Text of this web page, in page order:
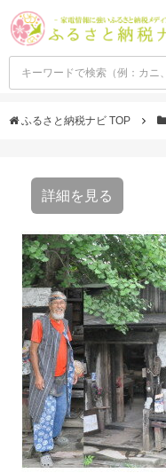
ふるさと納税ナビ TOP
詳細を見る